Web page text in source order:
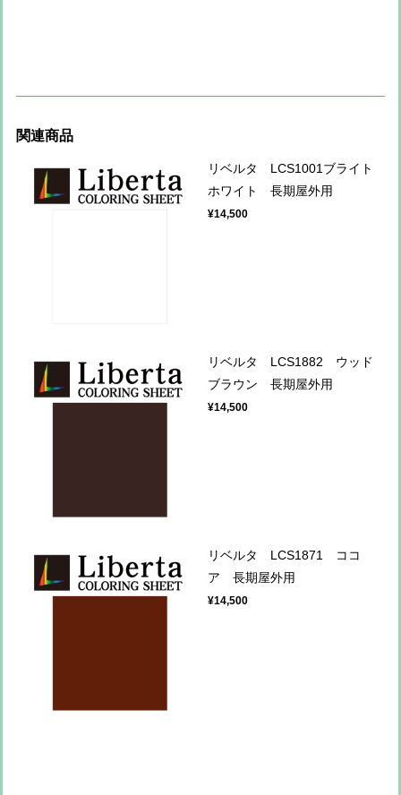
関連商品
リベルタ LCS1001ブライト
ホワイト 長期屋外用
¥14,500
リベルタ LCS1882 ウッド
ブラウン 長期屋外用
¥14,500
リベルタ LCS1871 ココ
ア 長期屋外用
¥14,500